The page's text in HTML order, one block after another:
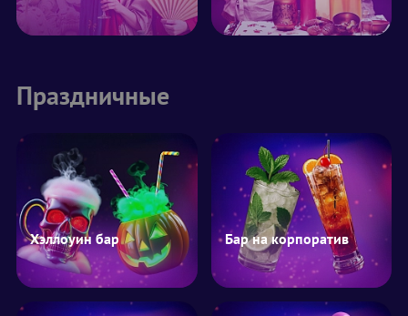
Праздничные
Хэллоуин бар Бар на корпоратив